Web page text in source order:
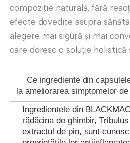
compoziție naturală, fără
efecte dovedite asupra
alegere mai sigură și mai
care doresc o soluție holistică
Ce ingrediente din
la ameliorarea simptomelor
Ingredientele din
rădăcina de ghimbir,
extractul de pin, sunt